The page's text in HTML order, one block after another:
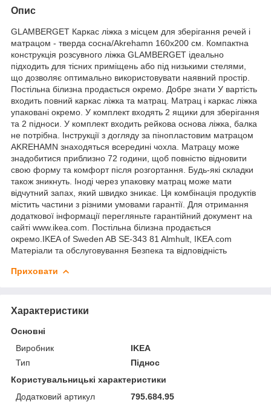
Опис
GLAMBERGET Каркас ліжка з місцем для зберігання речей і
матрацом - тверда сосна/Akrehamn 160x200 см. Компактна
конструкція розсувного ліжка GLAMBERGET ідеально
підходить для тісних приміщень або під низькими стелями,
що дозволяє оптимально використовувати наявний простір.
Постільна білизна продається окремо. Добре знати У вартість
входить повний каркас ліжка та матрац. Матрац і каркас ліжка
упаковані окремо. У комплект входять 2 ящики для зберігання
та 2 підноси. У комплект входить рейкова основа ліжка, балка
не потрібна. Інструкції з догляду за пінопластовим матрацом
AKREHAMN знаходяться всередині чохла. Матрацу може
знадобитися приблизно 72 години, щоб повністю відновити
свою форму та комфорт після розгортання. Будь-які складки
також зникнуть. Іноді через упаковку матрац може мати
відчутний запах, який швидко зникає. Ця комбінація продуктів
містить частини з різними умовами гарантії. Для отримання
додаткової інформації перегляньте гарантійний документ на
сайті www.ikea.com. Постільна білизна продається
окремо.IKEA of Sweden AB SE-343 81 Almhult, IKEA.com
Матеріали та обслуговування Безпека та відповідність
Приховати
Характеристики
Основні
Виробник
IKEA
Тип
Піднос
Користувальницькі характеристики
Додатковий артикул
795.684.95